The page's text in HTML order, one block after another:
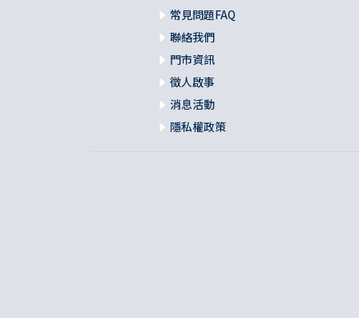
常見問題FAQ
聯絡我們
門市資訊
徵人啟事
消息活動
隱私權政策